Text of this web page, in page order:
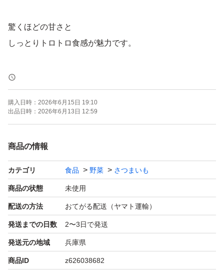
驚くほどの甘さと
しっとりトロトロ食感が魅力です。
★茨城県産 さつまいも
シルクスイート2 Ｓサイズ
しっとりなめらかな食感と甘さが魅力
★焼き芋屋が厳選した芋を発送致します。
ぜひ焼き芋にして食べてみて下さい♪
他にもシルクスイート 、鳴門金時、甘太くん、紅はるか
なども出品しますよ。
購入日時： 2026年6月15日 19:10
出品日時： 2026年6月13日 12:59
商品の情報
カテゴリ 食品 野菜 さつまいも
商品の状態 未使用
配送の方法 おてがる配送（ヤマト運輸）
発送までの日数 2〜3日で発送
発送元の地域 兵庫県
商品ID z626038682